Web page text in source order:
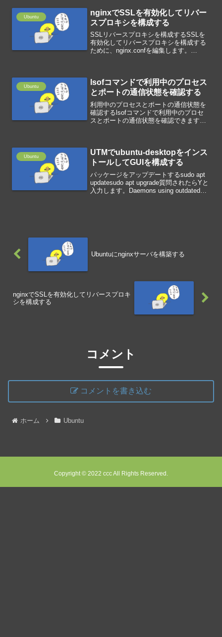
Ubuntu
nginxでSSLを有効化してリバー
スプロキシを構成する
SSLリバースプロキシを構成するSSLを
有効化してリバースプロキシを構成する
ために、nginx.confを編集します。
Ubuntu
lsofコマンドで利用中のプロセス
とポートの通信状態を確認する
利用中のプロセスとポートの通信状態を
確認するlsofコマンドで利用中のプロセ
スとポートの通信状態を確認できます。
Ubuntu
UTMでubuntu-desktopをインス
トールしてGUIを構成する
パッケージをアップデートするsudo apt
updatesudo apt upgrade質問されたらYと
入力します。Daemons using outdated
Ubuntuにnginxサーバを構築する
nginxでSSLを有効化してリバースプロキ
シを構成する
コメント
コメントを書き込む
ホーム Ubuntu
Copyright © 2022 ccc All Rights Reserved.